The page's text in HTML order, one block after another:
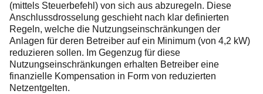
(mittels Steuerbefehl) von sich aus abzuregeln. Diese
Anschlussdrosselung geschieht nach klar definierten
Regeln, welche die Nutzungseinschränkungen der
Anlagen für deren Betreiber auf ein Minimum (von 4,2 kW)
reduzieren sollen. Im Gegenzug für diese
Nutzungseinschränkungen erhalten Betreiber eine
finanzielle Kompensation in Form von reduzierten
Netzentgelten.